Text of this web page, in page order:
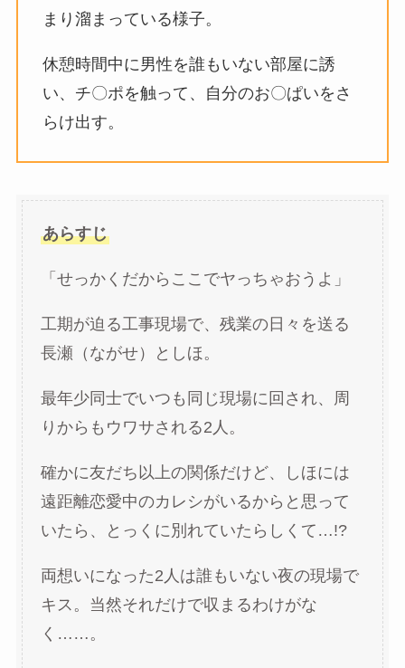
まり溜まっている様子。
休憩時間中に男性を誰もいない部屋に誘
い、チ〇ポを触って、自分のお〇ぱいをさ
らけ出す。
あらすじ
「せっかくだからここでヤっちゃおうよ」
工期が迫る工事現場で、残業の日々を送る
長瀬（ながせ）としほ。
最年少同士でいつも同じ現場に回され、周
りからもウワサされる2人。
確かに友だち以上の関係だけど、しほには
遠距離恋愛中のカレシがいるからと思って
いたら、とっくに別れていたらしくて…!?
両想いになった2人は誰もいない夜の現場で
キス。当然それだけで収まるわけがな
く……。